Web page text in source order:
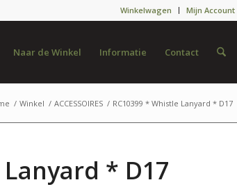
Winkelwagen Mijn Account
Naar de Winkel Informatie Contact
/ Winkel / ACCESSOIRES / RC10399 * Whistle Lanyard * D17
* D17